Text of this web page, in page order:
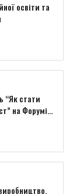
освіти та
“Як стати
на Форумі